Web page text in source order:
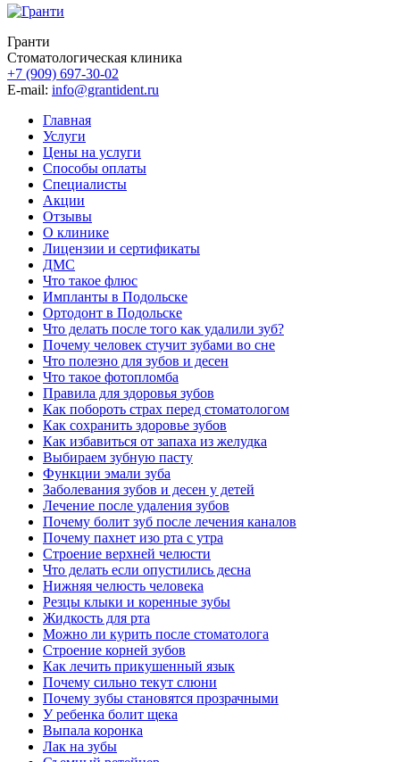
Гранти
Стоматологическая клиника
+7 (909) 697-30-02
E-mail: info@grantident.ru
Главная
Услуги
Цены на услуги
Способы оплаты
Специалисты
Акции
Отзывы
О клинике
Лицензии и сертификаты
ДМС
Что такое флюс
Импланты в Подольске
Ортодонт в Подольске
Что делать после того как удалили зуб?
Почему человек стучит зубами во сне
Что полезно для зубов и десен
Что такое фотопломба
Правила для здоровья зубов
Как побороть страх перед стоматологом
Как сохранить здоровье зубов
Как избавиться от запаха из желудка
Выбираем зубную пасту
Функции эмали зуба
Заболевания зубов и десен у детей
Лечение после удаления зубов
Почему болит зуб после лечения каналов
Почему пахнет изо рта с утра
Cтроение верхней челюсти
Что делать если опустились десна
Нижняя челюсть человека
Резцы клыки и коренные зубы
Жидкость для рта
Можно ли курить после стоматолога
Cтроение корней зубов
Как лечить прикушенный язык
Почему сильно текут слюни
Почему зубы становятся прозрачными
У ребенка болит щека
Выпала коронка
Лак на зубы